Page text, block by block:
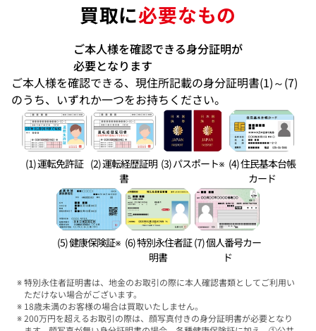
買取に必要なもの
ご本人様を確認できる身分証明が
必要となります
ご本人様を確認できる、現住所記載の身分証明書(1)～(7)
のうち、いずれか一つをお持ちください。
(1) 運転免許証 (2) 運転経歴証明
書
(3) パスポート※ (4) 住民基本台帳
カード
(5) 健康保険証※ (6) 特別永住者証
明書
(7) 個人番号カー
ド
特別永住者証明書は、地金のお取引の際に本人確認書類としてご利用い
ただけない場合がございます。
18歳未満のお客様の場合は買取いたしません。
200万円を超えるお取引の際は、顔写真付きの身分証明書が必要となり